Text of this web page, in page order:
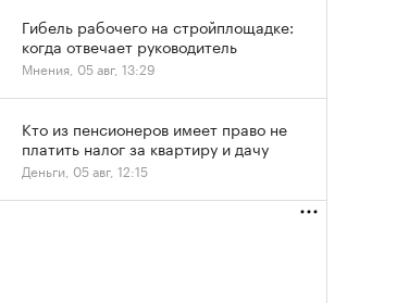
Гибель рабочего на стройплощадке:
когда отвечает руководитель
Мнения, 05 авг, 13:29
Кто из пенсионеров имеет право не
платить налог за квартиру и дачу
Деньги, 05 авг, 12:15